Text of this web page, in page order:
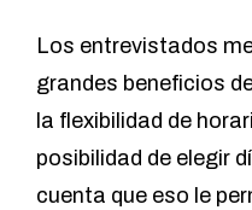
Los entrevistados
grandes beneficios
la flexibilidad de
posibilidad de elegir
cuenta que eso le